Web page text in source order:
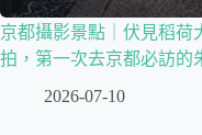
京都攝影景點｜伏見稻荷
拍，第一次去京都必訪的
2026-07-10